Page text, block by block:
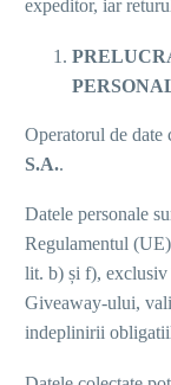
expeditor, iar
Operatorul de date
S.A..
Datele personale
Regulamentul
lit. b) și f), exclusiv
Giveaway-ului,
indeplinirii